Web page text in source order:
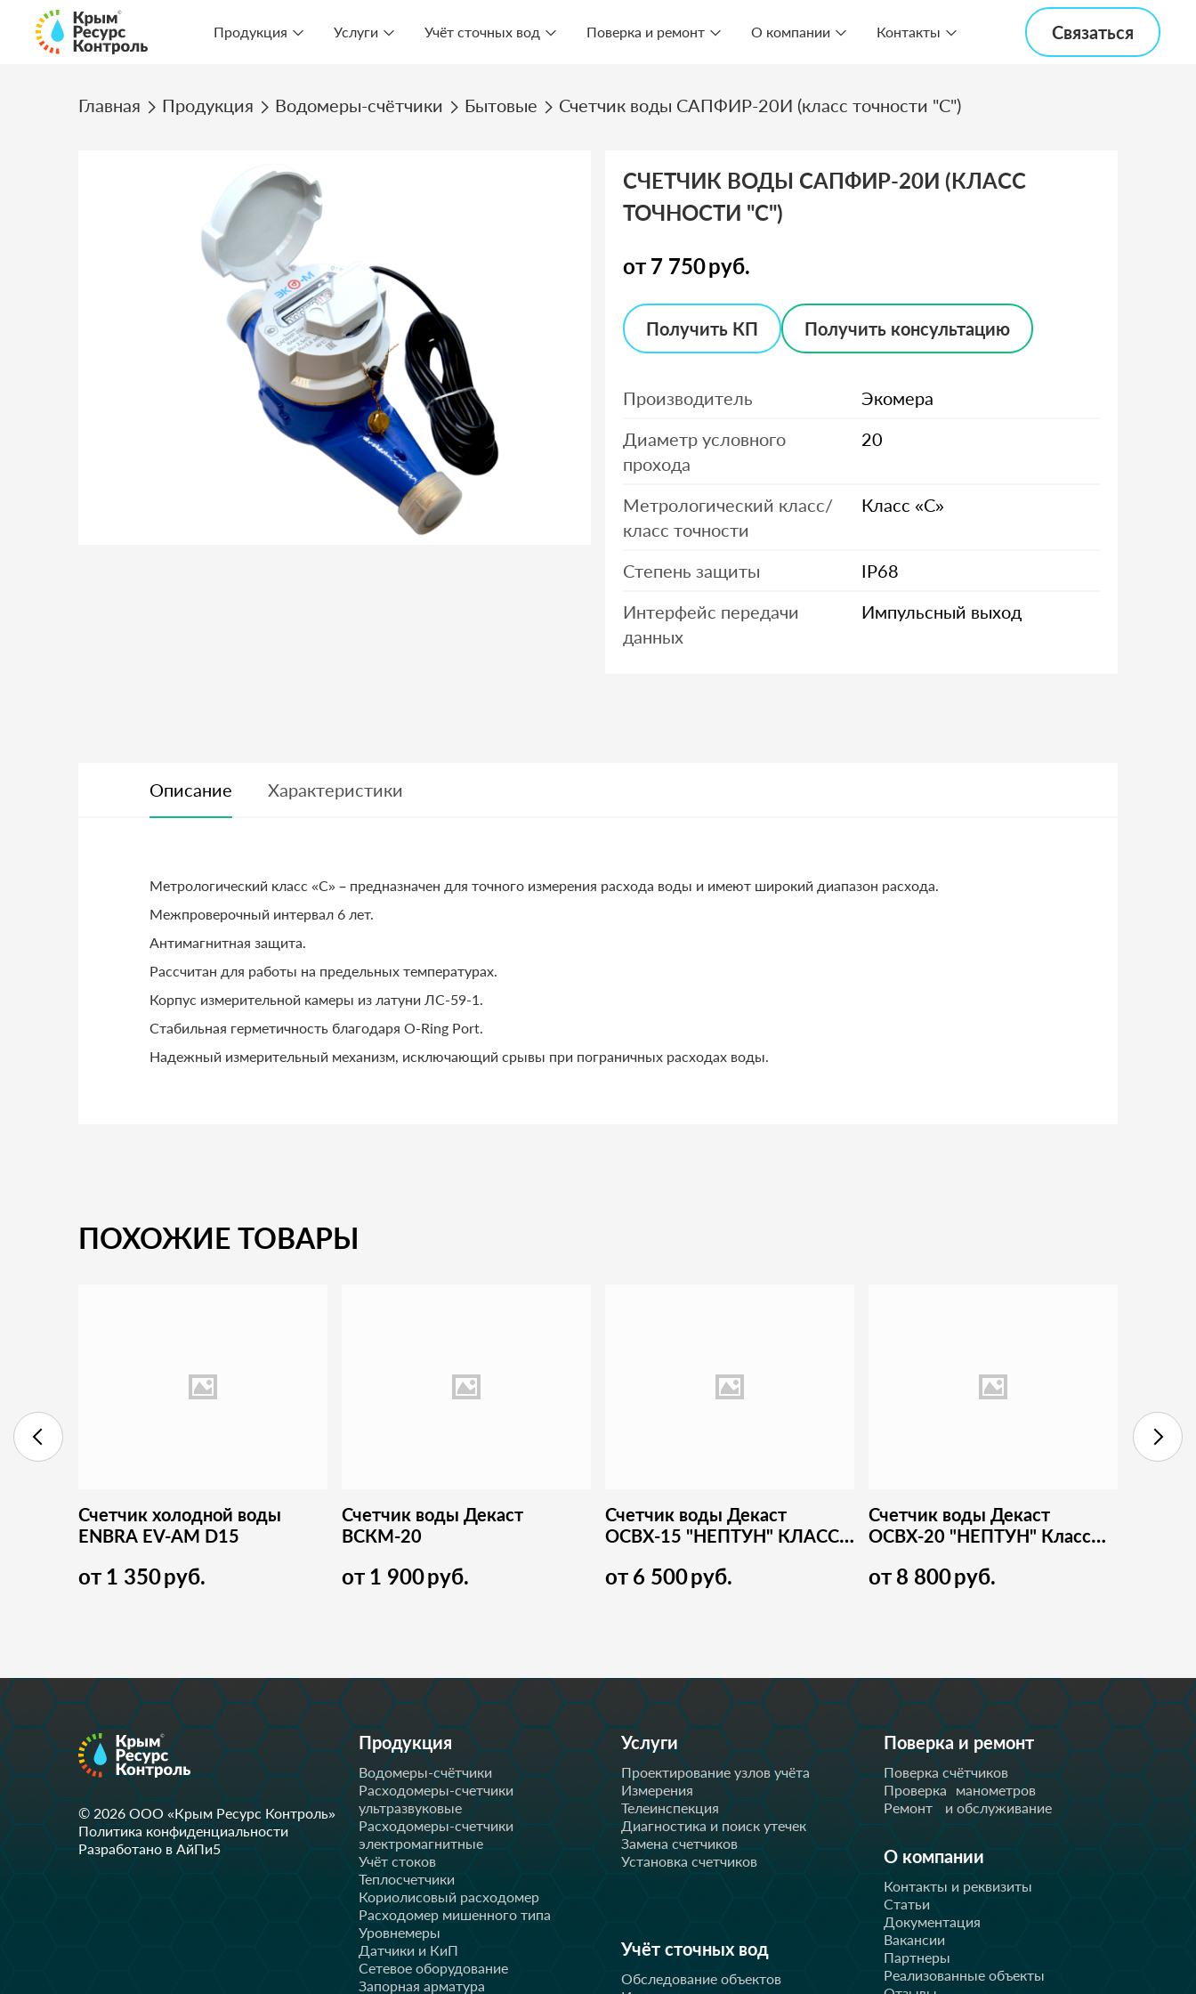
Продукция Услуги Учёт сточных вод Поверка и ремонт О компании Контакты Связаться
Главная Продукция Водомеры-счётчики Бытовые Счетчик воды САПФИР-20И (класс точности "С")
СЧЕТЧИК ВОДЫ САПФИР-20И (КЛАСС
ТОЧНОСТИ "С")
от 7 750руб.
Получить КП Получить консультацию
Производитель
Экомера
Диаметр условного
прохода
20
Метрологический класс/
класс точности
Класс «С»
Степень защиты
IP68
Интерфейс передачи
данных
Импульсный выход
Описание Характеристики
Метрологический класс «С» – предназначен для точного измерения расхода воды и имеют широкий диапазон расхода.
Межпроверочный интервал 6 лет.
Антимагнитная защита.
Рассчитан для работы на предельных температурах.
Корпус измерительной камеры из латуни ЛС-59-1.
Стабильная герметичность благодаря О-Ring Port.
Надежный измерительный механизм, исключающий срывы при пограничных расходах воды.
ПОХОЖИЕ ТОВАРЫ
Счетчик холодной воды
ENBRA EV-AM D15
от 1 350руб.
Счетчик воды Декаст
ВСКМ-20
от 1 900руб.
Счетчик воды Декаст
ОСВХ-15 "НЕПТУН" КЛАСС
от 6 500руб.
Счетчик воды Декаст
ОСВХ-20 "НЕПТУН" Класс
от 8 800руб.
© 2026 OOO «Крым Ресурс Контроль»
Политика конфиденциальности
Разработано в АйПи5
Продукция
Водомеры-счётчики
Расходомеры-счетчики
ультразвуковые
Расходомеры-счетчики
электромагнитные
Учёт стоков
Теплосчетчики
Кориолисовый расходомер
Расходомер мишенного типа
Уровнемеры
Датчики и КиП
Сетевое оборудование
Запорная арматура
Услуги
Проектирование узлов учёта
Измерения
Телеинспекция
Диагностика и поиск утечек
Замена счетчиков
Установка счетчиков
Учёт сточных вод
Обследование объектов
Поверка и ремонт
Поверка счётчиков
Проверка манометров
Ремонт и обслуживание
О компании
Контакты и реквизиты
Статьи
Документация
Вакансии
Партнеры
Реализованные объекты